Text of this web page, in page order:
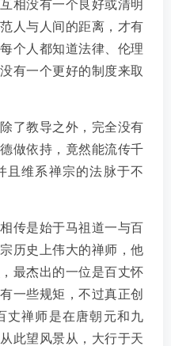
相没有一个良好或清明
人与人间的距离，才有
个人都知道法律、伦理
有一个更好的制度来取
了教导之外，完全没有
做依持，竟然能流传千
且维系禅宗的法脉于不
传是始于马祖道一与百
历史上伟大的禅师，他
最杰出的一位是百丈怀
一些规矩，不过真正创
丈禅师是在唐朝元和九
此望风景从，大行于天